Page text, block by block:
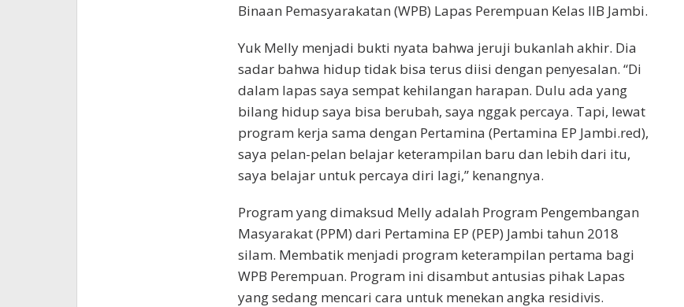
Binaan Pemasyarakatan (WPB) Lapas Perempuan Kelas IIB Jambi.
Yuk Melly menjadi bukti nyata bahwa jeruji bukanlah akhir. Dia
sadar bahwa hidup tidak bisa terus diisi dengan penyesalan. “Di
dalam lapas saya sempat kehilangan harapan. Dulu ada yang
bilang hidup saya bisa berubah, saya nggak percaya. Tapi, lewat
program kerja sama dengan Pertamina (Pertamina EP Jambi.red),
saya pelan-pelan belajar keterampilan baru dan lebih dari itu,
saya belajar untuk percaya diri lagi,” kenangnya.
Program yang dimaksud Melly adalah Program Pengembangan
Masyarakat (PPM) dari Pertamina EP (PEP) Jambi tahun 2018
silam. Membatik menjadi program keterampilan pertama bagi
WPB Perempuan. Program ini disambut antusias pihak Lapas
yang sedang mencari cara untuk menekan angka residivis.